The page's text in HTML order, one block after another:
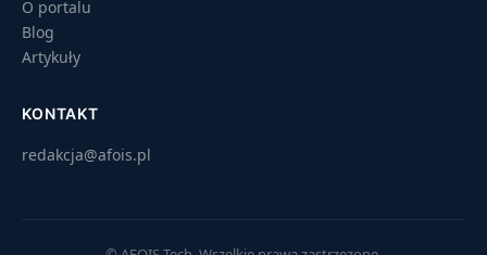
O portalu
Blog
Artykuły
KONTAKT
redakcja@afois.pl